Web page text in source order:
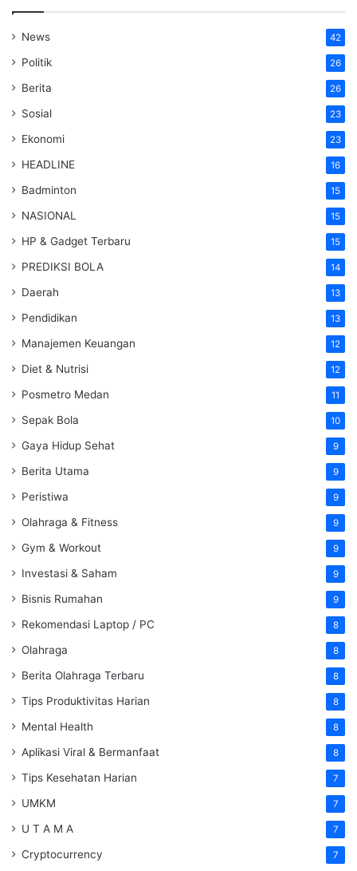
News 42
Politik 26
Berita 26
Sosial 23
Ekonomi 23
HEADLINE 16
Badminton 15
NASIONAL 15
HP & Gadget Terbaru 15
PREDIKSI BOLA 14
Daerah 13
Pendidikan 13
Manajemen Keuangan 12
Diet & Nutrisi 12
Posmetro Medan 11
Sepak Bola 10
Gaya Hidup Sehat 9
Berita Utama 9
Peristiwa 9
Olahraga & Fitness 9
Gym & Workout 9
Investasi & Saham 9
Bisnis Rumahan 9
Rekomendasi Laptop / PC 8
Olahraga 8
Berita Olahraga Terbaru 8
Tips Produktivitas Harian 8
Mental Health 8
Aplikasi Viral & Bermanfaat 8
Tips Kesehatan Harian 7
UMKM 7
U T A M A 7
Cryptocurrency 7